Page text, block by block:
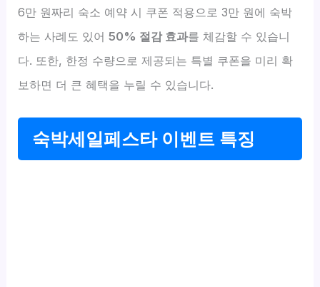
6만 원짜리 숙소 예약 시 쿠폰 적용으로 3만 원에 숙박
하는 사례도 있어50% 절감 효과를 체감할 수 있습니
다. 또한, 한정 수량으로 제공되는 특별 쿠폰을 미리 확
보하면 더 큰 혜택을 누릴 수 있습니다.
숙박세일페스타 이벤트 특징